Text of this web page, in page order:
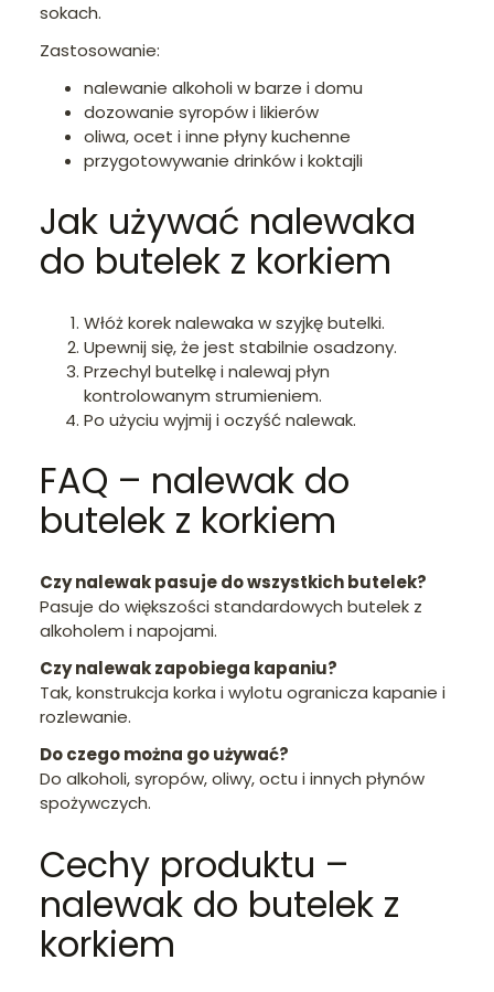
sokach.
Zastosowanie:
nalewanie alkoholi w barze i domu
dozowanie syropów i likierów
oliwa, ocet i inne płyny kuchenne
przygotowywanie drinków i koktajli
Jak używać nalewaka
do butelek z korkiem
Włóż korek nalewaka w szyjkę butelki.
Upewnij się, że jest stabilnie osadzony.
Przechyl butelkę i nalewaj płyn
kontrolowanym strumieniem.
Po użyciu wyjmij i oczyść nalewak.
FAQ – nalewak do
butelek z korkiem
Czy nalewak pasuje do wszystkich butelek?
Pasuje do większości standardowych butelek z
alkoholem i napojami.
Czy nalewak zapobiega kapaniu?
Tak, konstrukcja korka i wylotu ogranicza kapanie i
rozlewanie.
Do czego można go używać?
Do alkoholi, syropów, oliwy, octu i innych płynów
spożywczych.
Cechy produktu –
nalewak do butelek z
korkiem